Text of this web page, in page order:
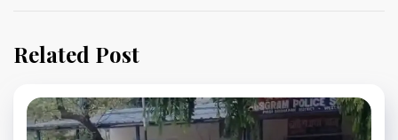
Related Post